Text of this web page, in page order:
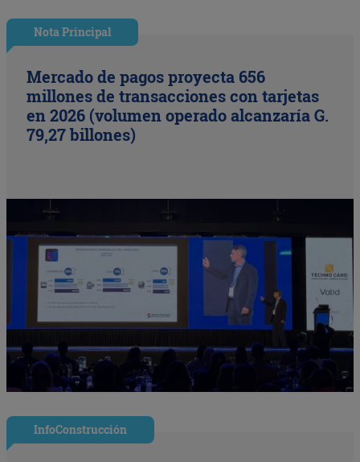
Nota Principal
Mercado de pagos proyecta 656
millones de transacciones con tarjetas
en 2026 (volumen operado alcanzaría G.
79,27 billones)
InfoConstrucción